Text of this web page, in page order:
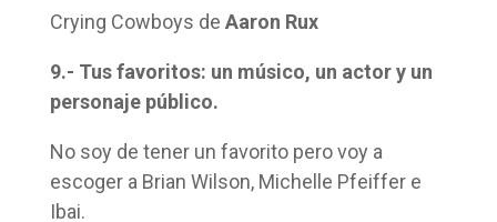
Crying Cowboys de Aaron Rux
9.- Tus favoritos: un músico, un actor y un
personaje público.
No soy de tener un favorito pero voy a
escoger a Brian Wilson, Michelle Pfeiffer e
Ibai.